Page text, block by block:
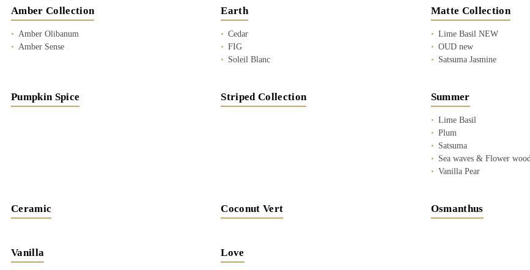
Amber Collection
Amber Olibanum
Amber Sense
Earth
Cedar
FIG
Soleil Blanc
Matte Collection
Lime Basil NEW
OUD new
Satsuma Jasmine
Pumpkin Spice Striped Collection Summer
Lime Basil
Plum
Satsuma
Sea waves & Flower
Vanilla Pear
Ceramic Coconut Vert Osmanthus
Vanilla Love